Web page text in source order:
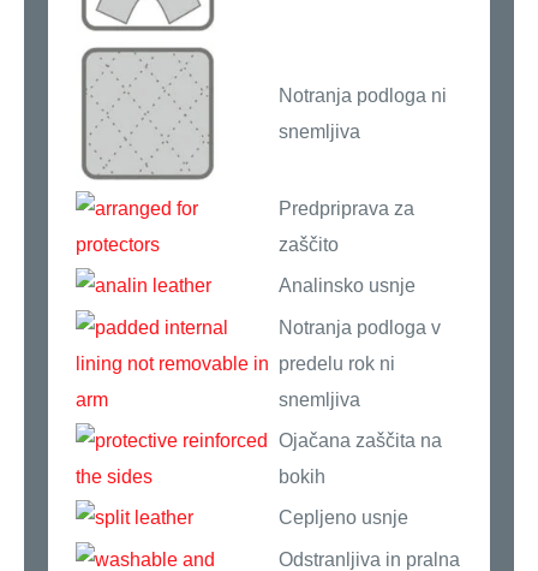
Notranja podloga ni
snemljiva
Predpriprava za
zaščito
Analinsko usnje
Notranja podloga v
predelu rok ni
snemljiva
Ojačana zaščita na
bokih
Cepljeno usnje
Odstranljiva in pralna